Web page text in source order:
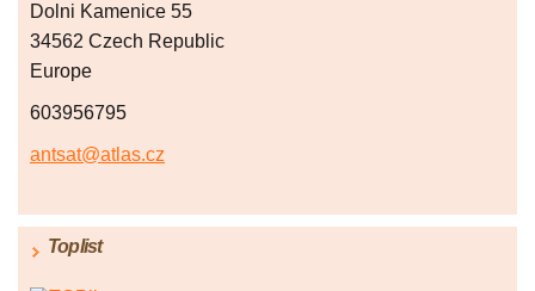
Dolni Kamenice 55
34562 Czech Republic
Europe
603956795
antsat@atlas.cz
Toplist